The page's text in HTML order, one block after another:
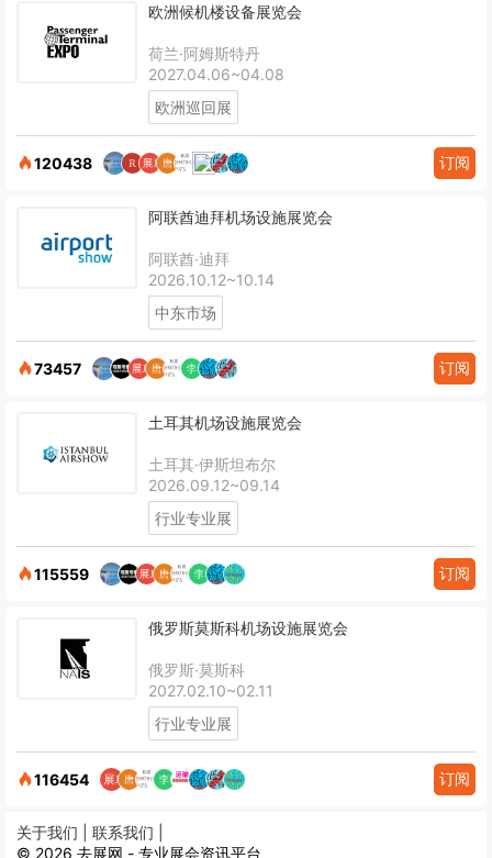
欧洲候机楼设备展览会
荷兰·阿姆斯特丹
2027.04.06~04.08
欧洲巡回展
120438 订阅
阿联酋迪拜机场设施展览会
阿联酋·迪拜
2026.10.12~10.14
中东市场
73457 订阅
土耳其机场设施展览会
土耳其·伊斯坦布尔
2026.09.12~09.14
行业专业展
115559 订阅
俄罗斯莫斯科机场设施展览会
俄罗斯·莫斯科
2027.02.10~02.11
行业专业展
116454 订阅
关于我们 | 联系我们 |
© 2026 去展网 - 专业展会资讯平台